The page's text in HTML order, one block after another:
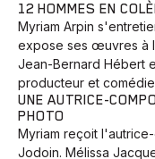
12 HOMMES EN
Myriam Arpin
expose ses œuvres à
Jean-Bernard Hébert
producteur et
UNE AUTRICE-
PHOTO
Myriam reçoit
Jodoin. Mélissa